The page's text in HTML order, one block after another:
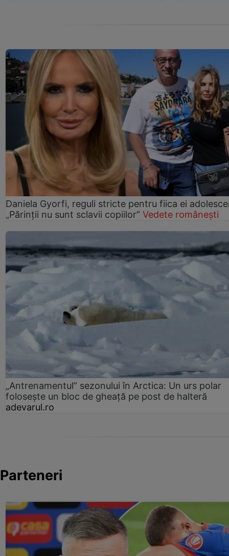
Daniela Gyorfi, reguli stricte pentru fiica ei
„Părinții nu sunt sclavii copiilor” Vedete românești
„Antrenamentul” sezonului în Arctica: Un urs polar
folosește un bloc de gheață pe post de halteră
adevarul.ro
Parteneri